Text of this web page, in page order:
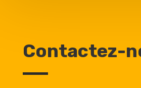
Contactez-